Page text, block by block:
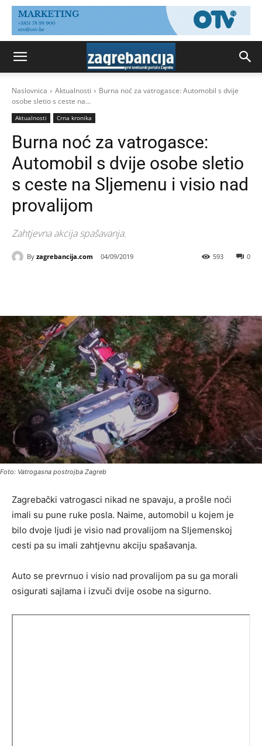
Naslovnica Aktualnosti
Burna noć za vatrogasce: Automobil s dvije
osobe sletio s ceste na...
Aktualnosti Crna kronika
Burna noć za vatrogasce:
Automobil s dvije osobe sletio
s ceste na Sljemenu i visio nad
provalijom
Zahtjevna akcija spašavanja.
By zagrebancija.com 04/09/2019 0
593
Foto: Vatrogasna postrojba Zagreb
Zagrebački vatrogasci nikad ne spavaju, a prošle noći
imali su pune ruke posla. Naime, automobil u kojem je
bilo dvoje ljudi je visio nad provalijom na Sljemenskoj
cesti pa su imali zahtjevnu akciju spašavanja.
Auto se prevrnuo i visio nad provalijom pa su ga morali
osigurati sajlama i izvuči dvije osobe na sigurno.